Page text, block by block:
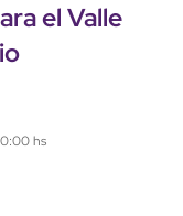
el Valle
hs